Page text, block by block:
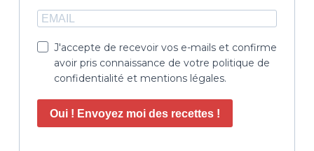
J'accepte de recevoir vos e-mails et confirme
avoir pris connaissance de votre politique de
confidentialité et mentions légales.
Oui ! Envoyez moi des recettes !